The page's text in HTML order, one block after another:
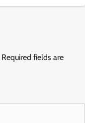
Required fields are